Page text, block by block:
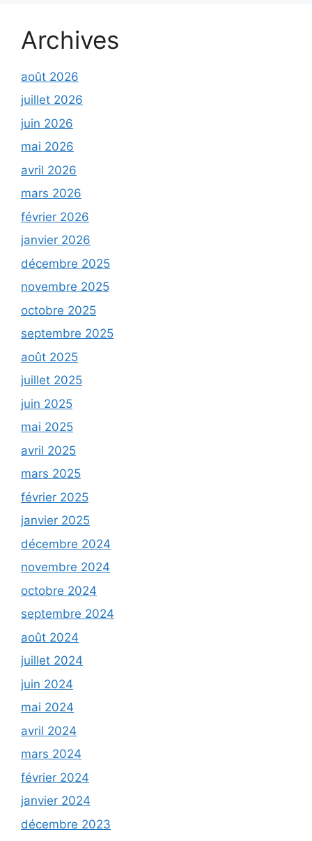
Archives
août 2026
juillet 2026
juin 2026
mai 2026
avril 2026
mars 2026
février 2026
janvier 2026
décembre 2025
novembre 2025
octobre 2025
septembre 2025
août 2025
juillet 2025
juin 2025
mai 2025
avril 2025
mars 2025
février 2025
janvier 2025
décembre 2024
novembre 2024
octobre 2024
septembre 2024
août 2024
juillet 2024
juin 2024
mai 2024
avril 2024
mars 2024
février 2024
janvier 2024
décembre 2023